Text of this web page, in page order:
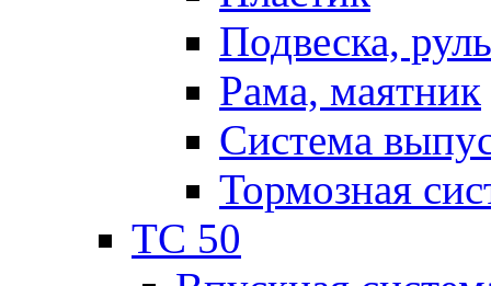
Подвеска, руль
Рама, маятник
Система
Тормозная
TC 50